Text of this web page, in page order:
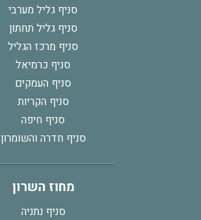
סניף גליל מערבי
סניף גליל תחתון
סניף מרכז הגליל
סניף כרמיאל
סניף העמקים
סניף הקריות
סניף חיפה
סניף חדרה והשומרון
מחוז השרון
סניף נתניה